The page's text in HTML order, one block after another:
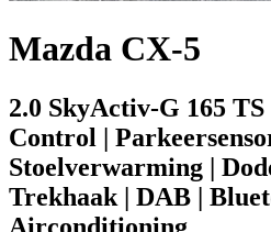
Mazda CX-5
2.0 SkyActiv-G 165
Control |
Stoelverwarming |
Trekhaak | DAB |